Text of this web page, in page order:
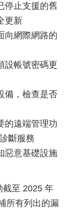
停止支援的舊
更新
向網際網路的
設帳號密碼更
備，檢查是否
的遠端管理功
斷服務
惡意基礎設施
截至 2025 年
所有列出的漏